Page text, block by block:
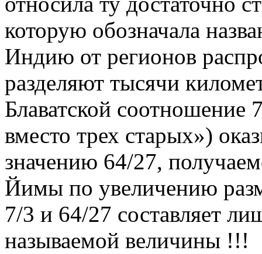
которую обозначала
Индию от регионов
разделяют тысячи
Блаватской соотношение
вместо трех старых»)
значению 64/27,
Йимы по увеличению
7/3 и 64/27 составляет
называемой величины !!!